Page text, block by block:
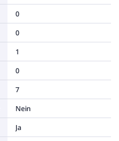
0
0
1
0
7
Nein
Ja